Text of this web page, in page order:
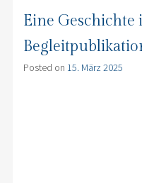
Eine
Posted on 15. März 2025